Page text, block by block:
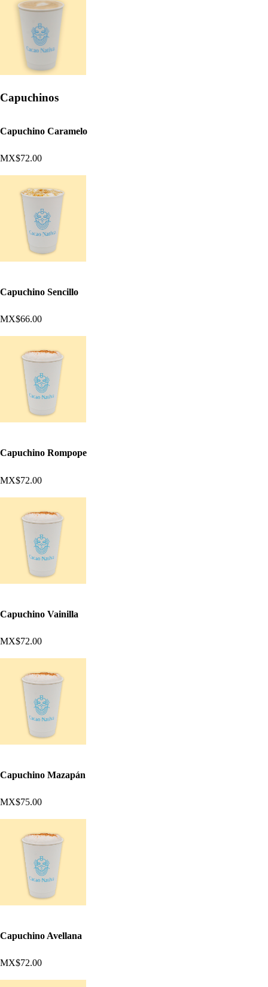
Capuchinos
Capuchino Caramelo
MX$72.00
Capuchino Sencillo
MX$66.00
Capuchino Rompope
MX$72.00
Capuchino Vainilla
MX$72.00
Capuchino Mazapán
MX$75.00
Capuchino Avellana
MX$72.00